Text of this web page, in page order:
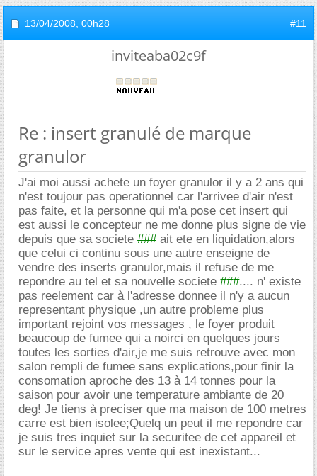
13/04/2008, 00h28 #11
inviteaba02c9f
Re : insert granulé de marque
granulor
J'ai moi aussi achete un foyer granulor il y a 2 ans qui
n'est toujour pas operationnel car l'arrivee d'air n'est
pas faite, et la personne qui m'a pose cet insert qui
est aussi le concepteur ne me donne plus signe de vie
depuis que sa societe ###ait ete en liquidation,alors
que celui ci continu sous une autre enseigne de
vendre des inserts granulor,mais il refuse de me
repondre au tel et sa nouvelle societe ###.... n' existe
pas reelement car à l'adresse donnee il n'y a aucun
representant physique ,un autre probleme plus
important rejoint vos messages , le foyer produit
beaucoup de fumee qui a noirci en quelques jours
toutes les sorties d'air,je me suis retrouve avec mon
salon rempli de fumee sans explications,pour finir la
consomation aproche des 13 à 14 tonnes pour la
saison pour avoir une temperature ambiante de 20
deg! Je tiens à preciser que ma maison de 100 metres
carre est bien isolee;Quelq un peut il me repondre car
je suis tres inquiet sur la securitee de cet appareil et
sur le service apres vente qui est inexistant...